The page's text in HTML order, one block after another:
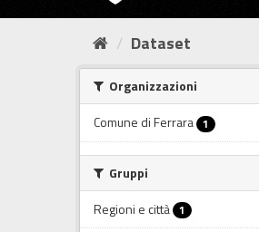
Dataset
Organizzazioni
Comune di Ferrara 1
Gruppi
Regioni e città 1